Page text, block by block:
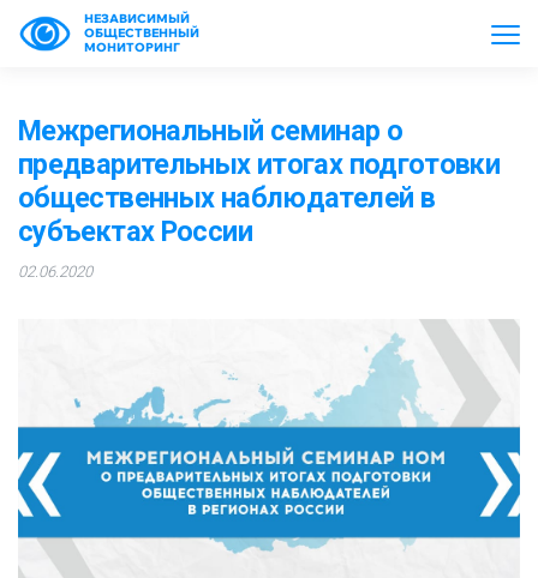
НЕЗАВИСИМЫЙ
ОБЩЕСТВЕННЫЙ
МОНИТОРИНГ
Межрегиональный семинар о
предварительных итогах подготовки
общественных наблюдателей в
субъектах России
02.06.2020